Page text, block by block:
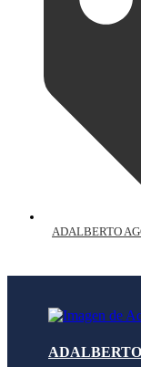
ADALBERTO